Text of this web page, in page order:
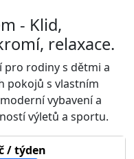
- Klid,
relaxace.
pro rodiny s dětmi a
pokojů s vlastním
vybavení a
výletů a sportu.
/ týden